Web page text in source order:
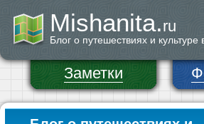
Mishanita.ru
Блог о путешествиях и культуре
Заметки